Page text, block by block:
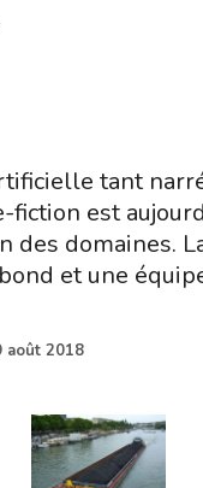
tant
est
des domaines.
et une
août 2018